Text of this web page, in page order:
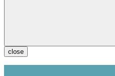
close